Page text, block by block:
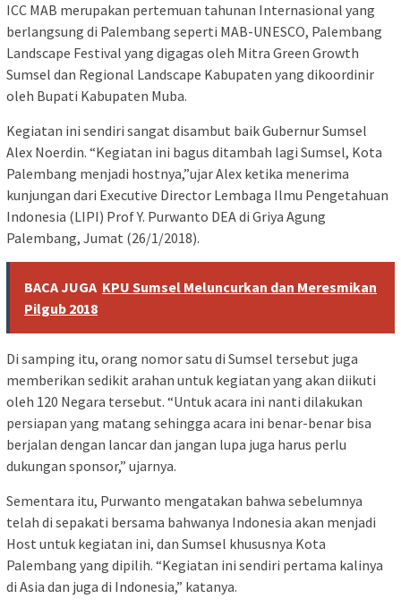
ICC MAB merupakan pertemuan tahunan Internasional yang
berlangsung di Palembang seperti MAB-UNESCO, Palembang
Landscape Festival yang digagas oleh Mitra Green Growth
Sumsel dan Regional Landscape Kabupaten yang dikoordinir
oleh Bupati Kabupaten Muba.
Kegiatan ini sendiri sangat disambut baik Gubernur Sumsel
Alex Noerdin. “Kegiatan ini bagus ditambah lagi Sumsel, Kota
Palembang menjadi hostnya,”ujar Alex ketika menerima
kunjungan dari Executive Director Lembaga Ilmu Pengetahuan
Indonesia (LIPI) Prof Y. Purwanto DEA di Griya Agung
Palembang, Jumat (26/1/2018).
BACA JUGA KPU Sumsel Meluncurkan dan Meresmikan
Pilgub 2018
Di samping itu, orang nomor satu di Sumsel tersebut juga
memberikan sedikit arahan untuk kegiatan yang akan diikuti
oleh 120 Negara tersebut. “Untuk acara ini nanti dilakukan
persiapan yang matang sehingga acara ini benar-benar bisa
berjalan dengan lancar dan jangan lupa juga harus perlu
dukungan sponsor,” ujarnya.
Sementara itu, Purwanto mengatakan bahwa sebelumnya
telah di sepakati bersama bahwanya Indonesia akan menjadi
Host untuk kegiatan ini, dan Sumsel khususnya Kota
Palembang yang dipilih. “Kegiatan ini sendiri pertama kalinya
di Asia dan juga di Indonesia,” katanya.